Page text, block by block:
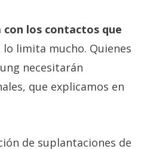
con los contactos que
lo limita mucho. Quienes
necesitarán
que explicamos en
de suplantaciones de